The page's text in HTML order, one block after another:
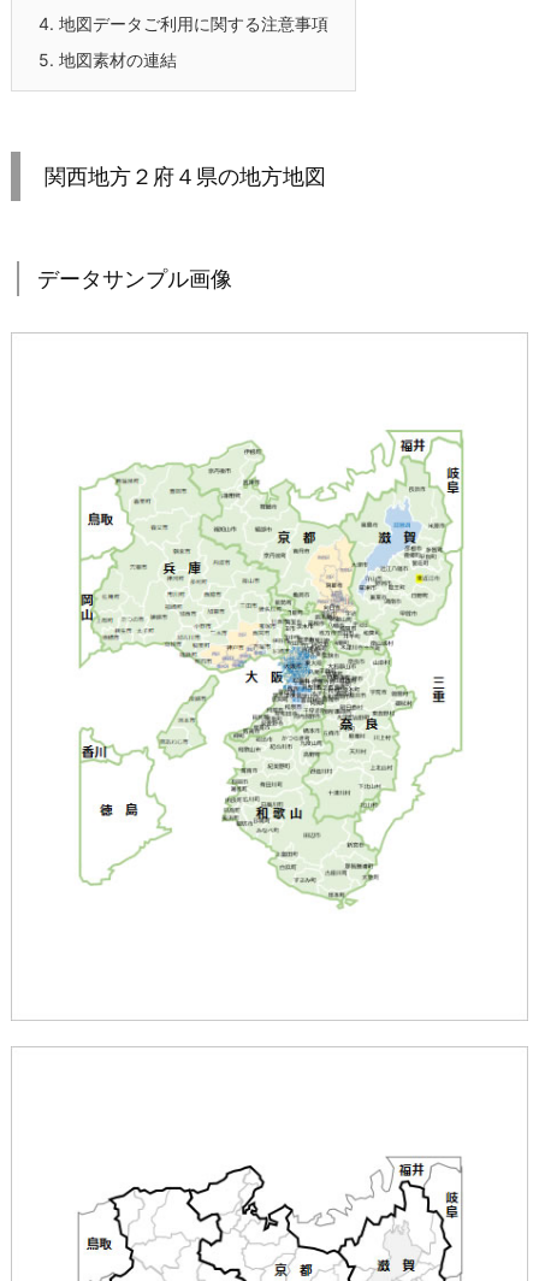
4. 地図データご利用に関する注意事項
5. 地図素材の連結
関西地方２府４県の地方地図
データサンプル画像